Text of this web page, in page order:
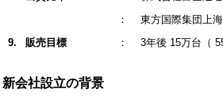
：
東方国際集団上
9.
販売目標 ： 3年後 15万台（
新会社設立の背景